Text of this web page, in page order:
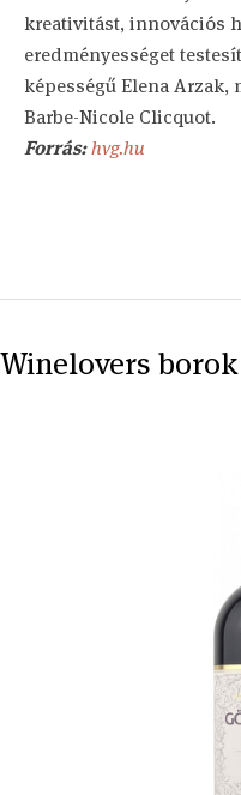
kreativitást, innovációs
eredményességet
képességű Elena
Barbe-Nicole Clicquot.
Forrás:hvg.hu
Winelovers